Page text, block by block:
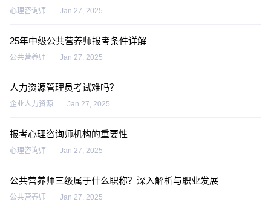
心理咨询师 Jan 27, 2025
25年中级公共营养师报考条件详解
公共营养师 Jan 27, 2025
人力资源管理员考试难吗？
企业人力资源 Jan 27, 2025
报考心理咨询师机构的重要性
心理咨询师 Jan 27, 2025
公共营养师三级属于什么职称？深入解析与职业发展
公共营养师 Jan 27, 2025